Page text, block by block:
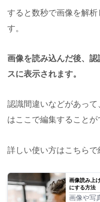
すると数秒で画像を解
す。
画像を読み込んだ後、
スに表示されます。
認識間違いなどがあっ
はここで編集することが
詳しい使い方はこちらで
画像読み上
にする方法
画像や写